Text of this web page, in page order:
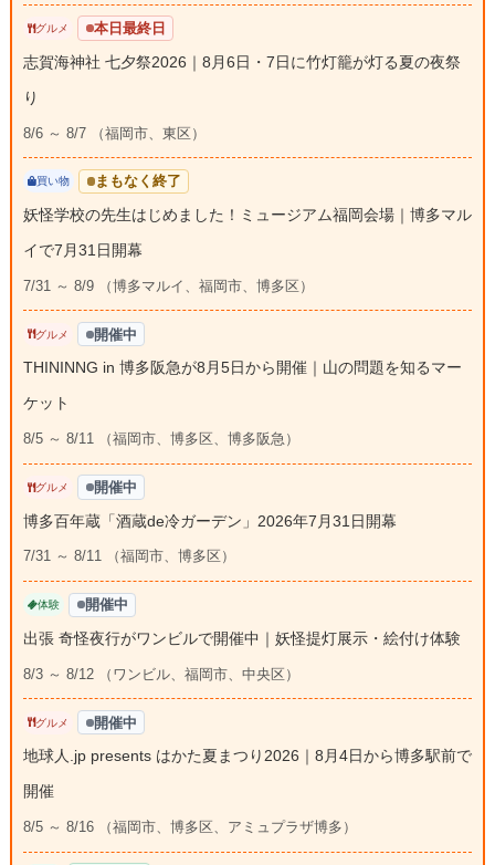
グルメ 本日最終日
志賀海神社 七夕祭2026｜8月6日・7日に竹灯籠が灯る夏の夜祭
り
8/6 ～ 8/7 （福岡市、東区）
買い物 まもなく終了
妖怪学校の先生はじめました！ミュージアム福岡会場｜博多マル
イで7月31日開幕
7/31 ～ 8/9 （博多マルイ、福岡市、博多区）
グルメ 開催中
THININNG in 博多阪急が8月5日から開催｜山の問題を知るマー
ケット
8/5 ～ 8/11 （福岡市、博多区、博多阪急）
グルメ 開催中
博多百年蔵「酒蔵de冷ガーデン」2026年7月31日開幕
7/31 ～ 8/11 （福岡市、博多区）
体験 開催中
出張 奇怪夜行がワンビルで開催中｜妖怪提灯展示・絵付け体験
8/3 ～ 8/12 （ワンビル、福岡市、中央区）
グルメ 開催中
地球人.jp presents はかた夏まつり2026｜8月4日から博多駅前で
開催
8/5 ～ 8/16 （福岡市、博多区、アミュプラザ博多）